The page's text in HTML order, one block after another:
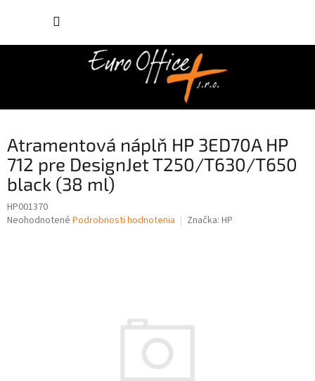
Atramentová náplň HP 3ED70A HP
712 pre DesignJet T250/T630/T650
black (38 ml)
HP001370
Priemerné
Neohodnotené Podrobnosti hodnotenia Značka: HP